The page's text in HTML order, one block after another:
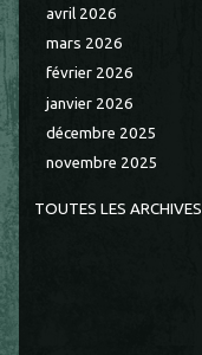
avril 2026
mars 2026
février 2026
janvier 2026
décembre 2025
novembre 2025
TOUTES LES ARCHIVES